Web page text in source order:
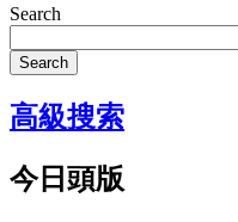
Search
Search
高級搜索
今日頭版